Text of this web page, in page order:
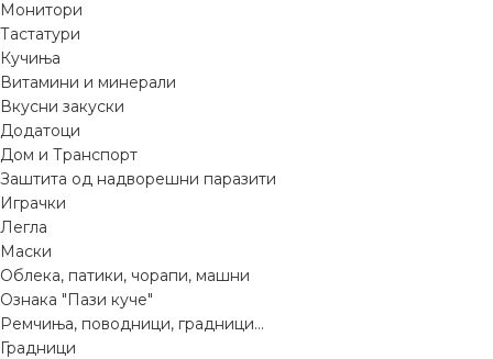
Монитори
Тастатури
Кучиња
Витамини и минерали
Вкусни закуски
Додатоци
Дом и Транспорт
Заштита од надворешни паразити
Играчки
Легла
Маски
Облека, патики, чорапи, машни
Ознака "Пази куче"
Ремчиња, поводници, градници...
Градници